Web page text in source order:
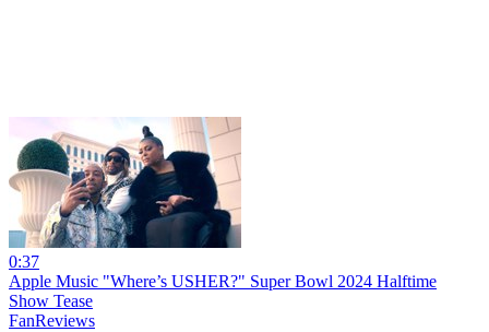
0:37
Apple Music "Where’s USHER?" Super Bowl 2024 Halftime
Show Tease
FanReviews